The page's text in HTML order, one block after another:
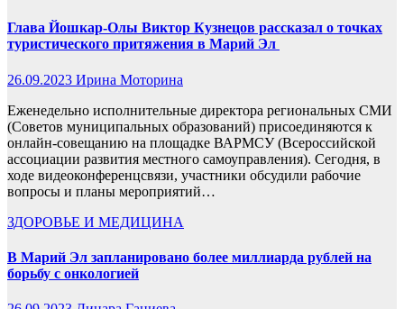
Глава Йошкар-Олы Виктор Кузнецов рассказал о точках
туристического притяжения в Марий Эл
26.09.2023 Ирина Моторина
Еженедельно исполнительные директора региональных СМИ
(Советов муниципальных образований) присоединяются к
онлайн-совещанию на площадке ВАРМСУ (Всероссийской
ассоциации развития местного самоуправления). Сегодня, в
ходе видеоконференцсвязи, участники обсудили рабочие
вопросы и планы мероприятий…
ЗДОРОВЬЕ И МЕДИЦИНА
В Марий Эл запланировано более миллиарда рублей на
борьбу с онкологией